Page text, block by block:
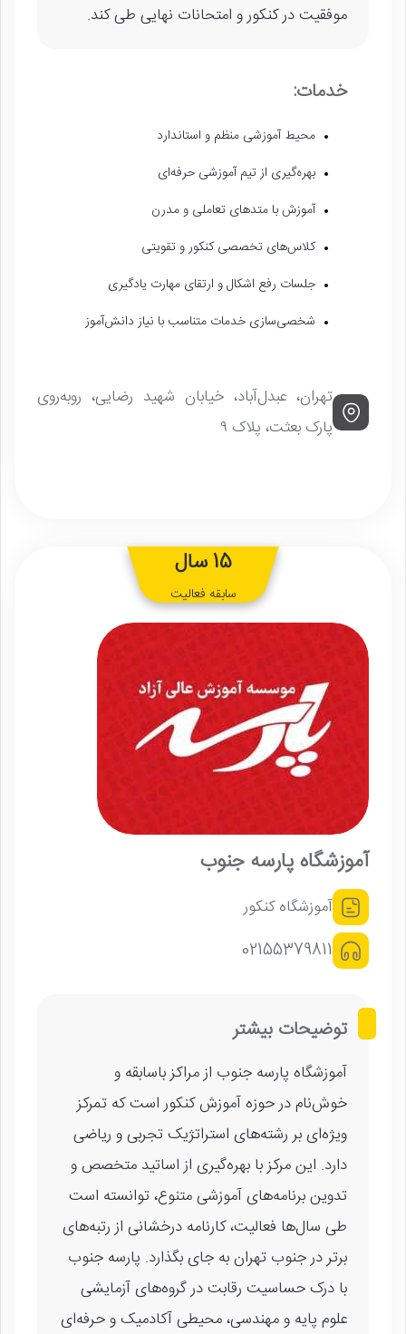
موفقیت در کنکور و امتحانات نهایی طی کند.
خدمات:
محیط آموزشی منظم و استاندارد
بهره‌گیری از تیم آموزشی حرفه‌ای
آموزش با متدهای تعاملی و مدرن
کلاس‌های تخصصی کنکور و تقویتی
جلسات رفع اشکال و ارتقای مهارت یادگیری
شخصی‌سازی خدمات متناسب با نیاز دانش‌آموز
تهران، عبدل‌آباد، خیابان شهید رضایی، روبه‌روی
پارک بعثت، پلاک ۹
آموزشگاه پارسه جنوب
آموزشگاه کنکور
02155379811
15 سال
سابقه فعالیت
توضیحات بیشتر
آموزشگاه پارسه جنوب از مراکز باسابقه و
خوش‌نام در حوزه آموزش کنکور است که تمرکز
ویژه‌ای بر رشته‌های استراتژیک تجربی و ریاضی
دارد. این مرکز با بهره‌گیری از اساتید متخصص و
تدوین برنامه‌های آموزشی متنوع، توانسته است
طی سال‌ها فعالیت، کارنامه درخشانی از رتبه‌های
برتر در جنوب تهران به جای بگذارد. پارسه جنوب
با درک حساسیت رقابت در گروه‌های آزمایشی
علوم پایه و مهندسی، محیطی آکادمیک و حرفه‌ای